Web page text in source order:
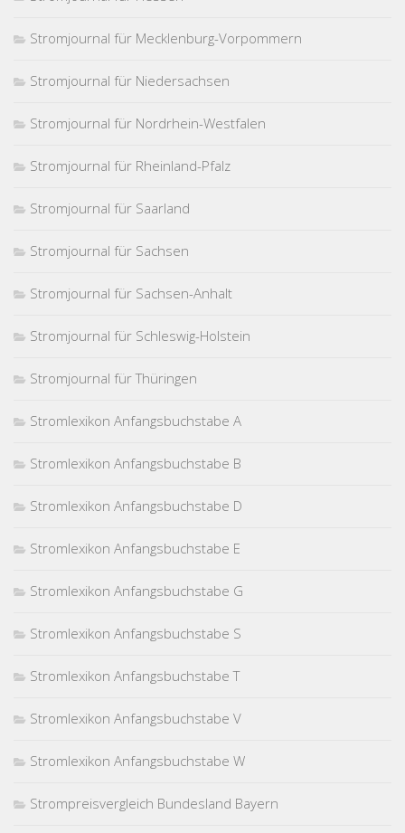
Stromjournal für Mecklenburg-Vorpommern
Stromjournal für Niedersachsen
Stromjournal für Nordrhein-Westfalen
Stromjournal für Rheinland-Pfalz
Stromjournal für Saarland
Stromjournal für Sachsen
Stromjournal für Sachsen-Anhalt
Stromjournal für Schleswig-Holstein
Stromjournal für Thüringen
Stromlexikon Anfangsbuchstabe A
Stromlexikon Anfangsbuchstabe B
Stromlexikon Anfangsbuchstabe D
Stromlexikon Anfangsbuchstabe E
Stromlexikon Anfangsbuchstabe G
Stromlexikon Anfangsbuchstabe S
Stromlexikon Anfangsbuchstabe T
Stromlexikon Anfangsbuchstabe V
Stromlexikon Anfangsbuchstabe W
Strompreisvergleich Bundesland Bayern